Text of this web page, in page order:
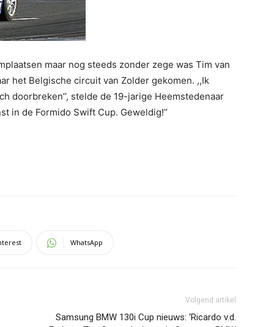
maar nog steeds zonder zege was Tim van
het Belgische circuit van Zolder gekomen. ,,Ik
doorbreken’’, stelde de 19-jarige Heemstedenaar
in de Formido Swift Cup. Geweldig!’’
WhatsApp
Volgend artikel
Samsung BMW 130i Cup nieuws: ‘Ricardo v.d.